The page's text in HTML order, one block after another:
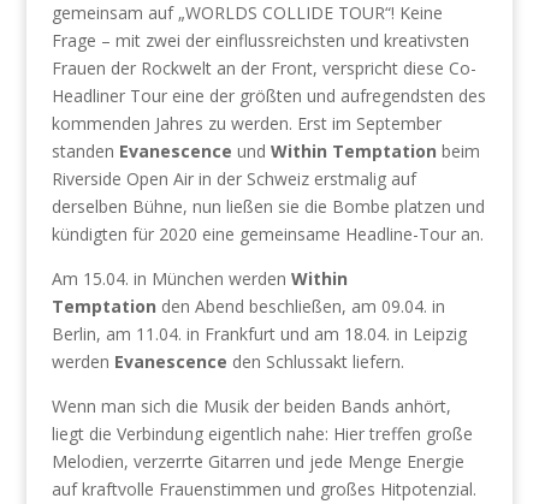
gemeinsam auf „WORLDS COLLIDE TOUR“! Keine
Frage – mit zwei der einflussreichsten und kreativsten
Frauen der Rockwelt an der Front, verspricht diese Co-
Headliner Tour eine der größten und aufregendsten des
kommenden Jahres zu werden. Erst im September
standen Evanescence und Within Temptation beim
Riverside Open Air in der Schweiz erstmalig auf
derselben Bühne, nun ließen sie die Bombe platzen und
kündigten für 2020 eine gemeinsame Headline-Tour an.
Am 15.04. in München werden Within
Temptation den Abend beschließen, am 09.04. in
Berlin, am 11.04. in Frankfurt und am 18.04. in Leipzig
werden Evanescence den Schlussakt liefern.
Wenn man sich die Musik der beiden Bands anhört,
liegt die Verbindung eigentlich nahe: Hier treffen große
Melodien, verzerrte Gitarren und jede Menge Energie
auf kraftvolle Frauenstimmen und großes Hitpotenzial.